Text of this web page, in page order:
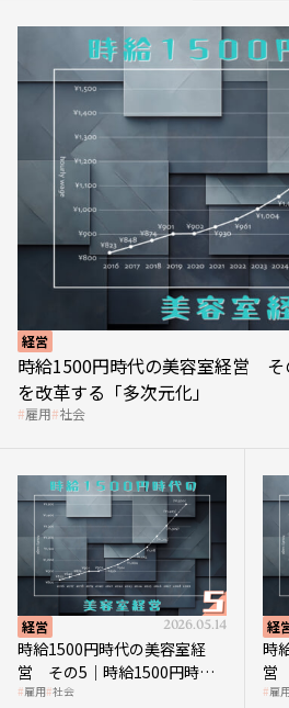
経営
時給1500円時代の美容室経営 そ
を改革する「多次元化」
雇用 社会
経営 2026.05.14
時給1500円時代の美容室経
営 その5｜時給1500円時代
の到来は美容業の収益構造を
雇用 社会
経
時
営
上雇用